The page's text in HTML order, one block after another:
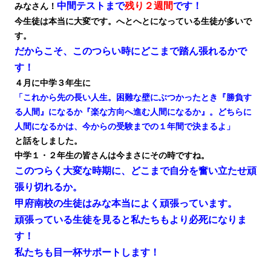
みなさん！ 中間テストまで残り２週間です！
今生徒は本当に大変です。へとへとになっている生徒が多いで
す。
だからこそ、このつらい時にどこまで踏ん張れるかで
す！
４月に中学３年生に
「これから先の長い人生。困難な壁にぶつかったとき『勝負す
る人間』になるか『楽な方向へ進む人間になるか』。どちらに
人間になるかは、今からの受験までの１年間で決まるよ」
と話をしました。
中学１・２年生の皆さんは今まさにその時ですね。
このつらく大変な時期に、どこまで自分を奮い立たせ頑
張り切れるか。
甲府南校の生徒はみな本当によく頑張っています。
頑張っている生徒を見ると私たちもより必死になりま
す！
私たちも目一杯サポートします！